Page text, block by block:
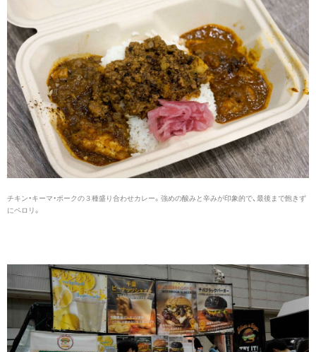
チキン・キーマ・ポークの３種盛り合わせカレー。強めの酸みと辛みが印象的で、最後まで飽きず
にペロリ。